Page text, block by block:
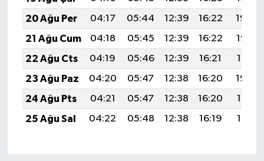
20 Ağu Per
04:17 05:44 12:39 16:22
19:24
21 Ağu Cum
04:18 05:45 12:39 16:22
19:23
22 Ağu Cts
04:19 05:46 12:39 16:21
19:21
23 Ağu Paz
04:20 05:47 12:38 16:20
19:20
24 Ağu Pts
04:21 05:47 12:38 16:20
19:19
25 Ağu Sal
04:22 05:48 12:38 16:19 19:17